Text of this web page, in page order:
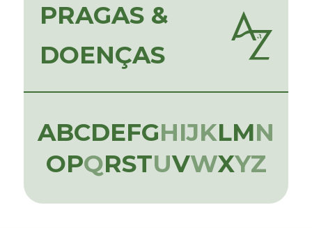
PRAGAS &
DOENÇAS
ABCDEFGHIJKLMN
OPQRSTUVWXYZ